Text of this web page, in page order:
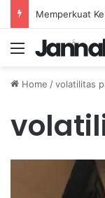
Menu
Home /volatilitas